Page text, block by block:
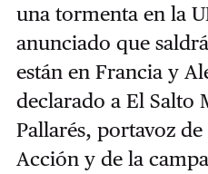
una tormenta en la
anunciado que
están en Francia y
declarado a El Salto
Pallarés, portavoz
Acción y de la